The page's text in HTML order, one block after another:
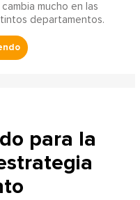
mucho en las
departamentos.
para la